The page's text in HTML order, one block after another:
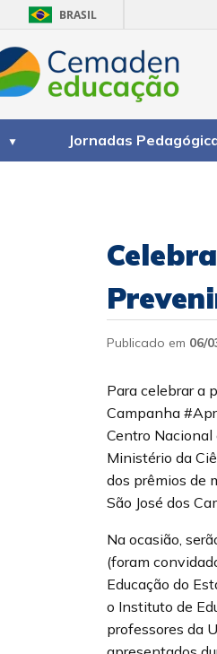
BRASIL
Jornadas
Publicado em 06/
Para celebrar a
Campanha
Centro
Ministério da
dos prêmios de
São José dos
Na ocasião,
(foram
Educação do
o Instituto de
professores da